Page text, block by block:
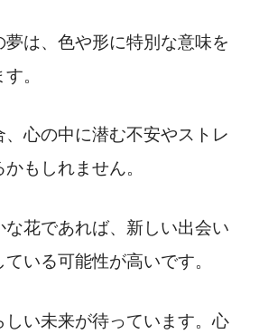
夢は、色や形に特別な意味を
。
心の中に潜む不安やストレ
もしれません。
な花であれば、新しい出会い
いる可能性が高いです。
しい未来が待っています。心